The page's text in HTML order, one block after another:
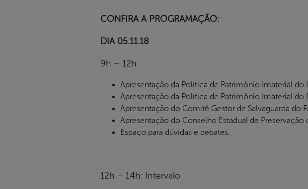
CONFIRA A PROGRAMAÇÃO:
DIA 05.11.18
9h – 12h:
Apresentação da Política de Patrimônio Imaterial do
Apresentação da Política de Patrimônio Imaterial do
Apresentação do Comitê Gestor de Salvaguarda do
Apresentação do Conselho Estadual de Preservação
Espaço para dúvidas e debates.
12h – 14h: Intervalo